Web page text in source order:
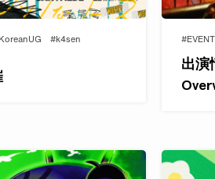
#k4sen
#EVENT
出演